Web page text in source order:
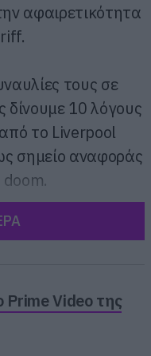
αφαιρετικότητα
τους σε
δίνουμε 10 λόγους
το Liverpool
σημείο αναφοράς
doom.
Prime Video της